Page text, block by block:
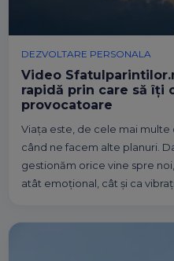
DEZVOLTARE PERSONALA
Video
rapidă prin care să îți
provocatoare
Viața este, de cele mai multe
când ne facem alte planuri.
gestionăm orice vine spre
atât emoțional, cât și ca